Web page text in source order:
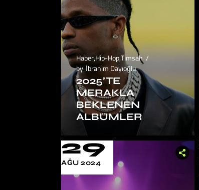
Haber,Hip-Hop,Timsah
by İbrahim Dayıoğlu
2025’TE
MERAKLA
BEKLENEN
ALBÜMLER
29
AĞU 2024